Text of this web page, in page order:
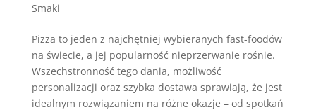
Smaki
Pizza to jeden z najchętniej wybieranych fast-foodów
na świecie, a jej popularność nieprzerwanie rośnie.
Wszechstronność tego dania, możliwość
personalizacji oraz szybka dostawa sprawiają, że jest
idealnym rozwiązaniem na różne okazje – od spotkań